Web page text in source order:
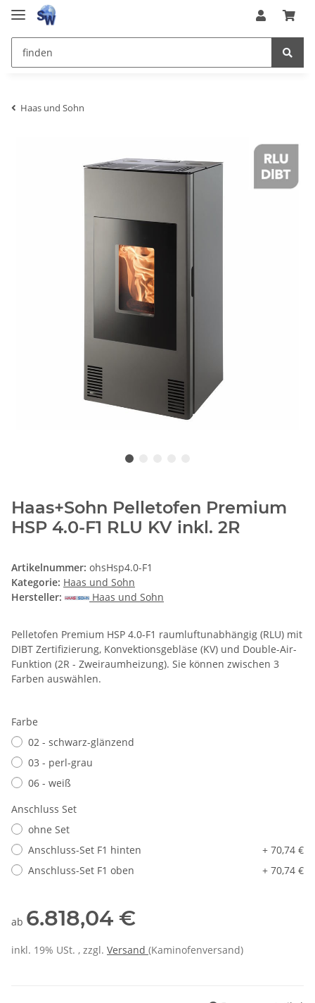
Haas und Sohn
Haas+Sohn Pelletofen Premium
HSP 4.0-F1 RLU KV inkl. 2R
Artikelnummer: ohsHsp4.0-F1
Kategorie: Haas und Sohn
Hersteller:
Haas und Sohn
Pelletofen Premium HSP 4.0-F1 raumluftunabhängig (RLU) mit
DIBT Zertifizierung, Konvektionsgebläse (KV) und Double-Air-
Funktion (2R - Zweiraumheizung). Sie können zwischen 3
Farben auswählen.
Farbe
02 - schwarz-glänzend
03 - perl-grau
06 - weiß
Anschluss Set
ohne Set
Anschluss-Set F1 hinten
+ 70,74 €
Anschluss-Set F1 oben
+ 70,74 €
ab 6.818,04 €
inkl. 19% USt. , zzgl. Versand (Kaminofenversand)